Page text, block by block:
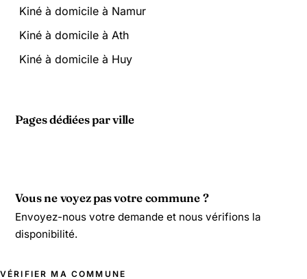
Kiné à domicile à Namur
Kiné à domicile à Ath
Kiné à domicile à Huy
Pages dédiées par ville
Vous ne voyez pas votre commune ?
Envoyez-nous votre demande et nous vérifions la
disponibilité.
VÉRIFIER MA COMMUNE